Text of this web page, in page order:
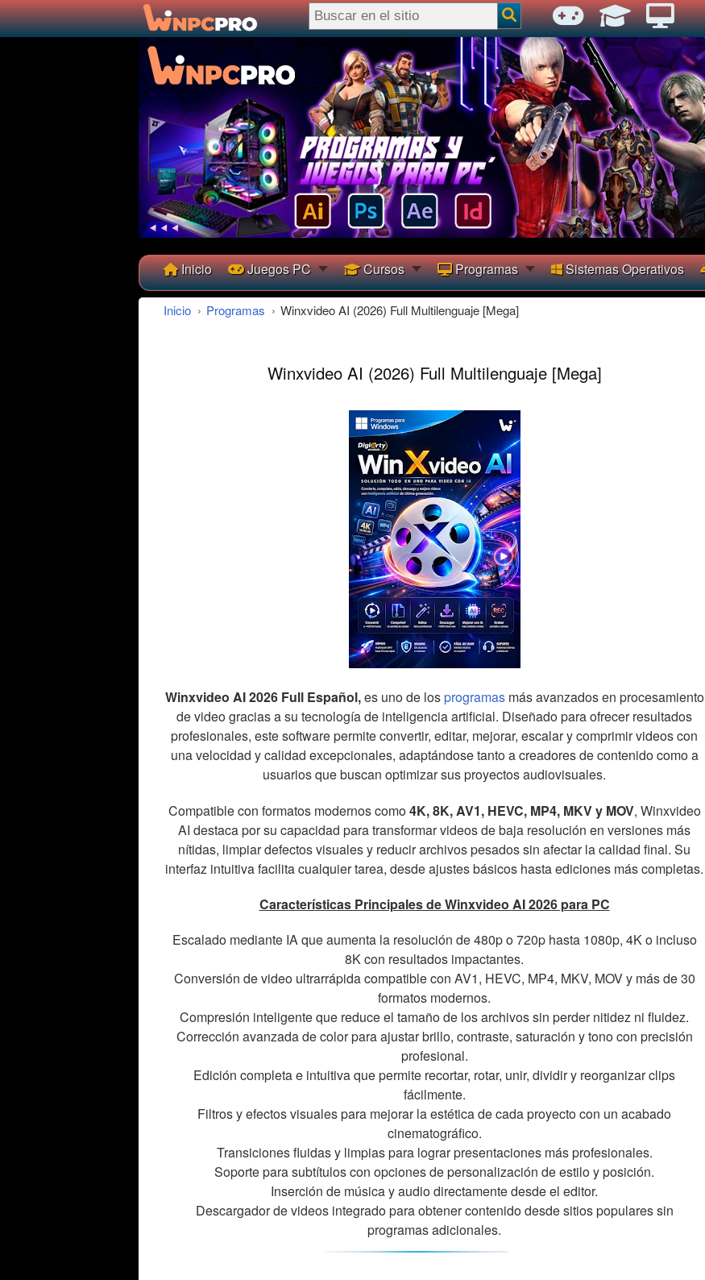
Inicio Juegos PC Cursos Programas Sistemas Operativos
Inicio › Programas › Winxvideo AI (2026) Full Multilenguaje [Mega]
Winxvideo AI (2026) Full Multilenguaje [Mega]
Winxvideo AI 2026 Full Español,es uno de losprogramasmás avanzados en procesamiento
de video gracias a su tecnología de inteligencia artificial. Diseñado para ofrecer resultados
profesionales, este software permite convertir, editar, mejorar, escalar y comprimir videos con
una velocidad y calidad excepcionales, adaptándose tanto a creadores de contenido como a
usuarios que buscan optimizar sus proyectos audiovisuales.
Compatible con formatos modernos como4K, 8K, AV1, HEVC, MP4, MKV y MOV, Winxvideo
AI destaca por su capacidad para transformar videos de baja resolución en versiones más
nítidas, limpiar defectos visuales y reducir archivos pesados sin afectar la calidad final. Su
interfaz intuitiva facilita cualquier tarea, desde ajustes básicos hasta ediciones más completas.
Características Principales de Winxvideo AI 2026 para PC
Escalado mediante IA que aumenta la resolución de 480p o 720p hasta 1080p, 4K o incluso
8K con resultados impactantes.
Conversión de video ultrarrápida compatible con AV1, HEVC, MP4, MKV, MOV y más de 30
formatos modernos.
Compresión inteligente que reduce el tamaño de los archivos sin perder nitidez ni fluidez.
Corrección avanzada de color para ajustar brillo, contraste, saturación y tono con precisión
profesional.
Edición completa e intuitiva que permite recortar, rotar, unir, dividir y reorganizar clips
fácilmente.
Filtros y efectos visuales para mejorar la estética de cada proyecto con un acabado
cinematográfico.
Transiciones fluidas y limpias para lograr presentaciones más profesionales.
Soporte para subtítulos con opciones de personalización de estilo y posición.
Inserción de música y audio directamente desde el editor.
Descargador de videos integrado para obtener contenido desde sitios populares sin
programas adicionales.